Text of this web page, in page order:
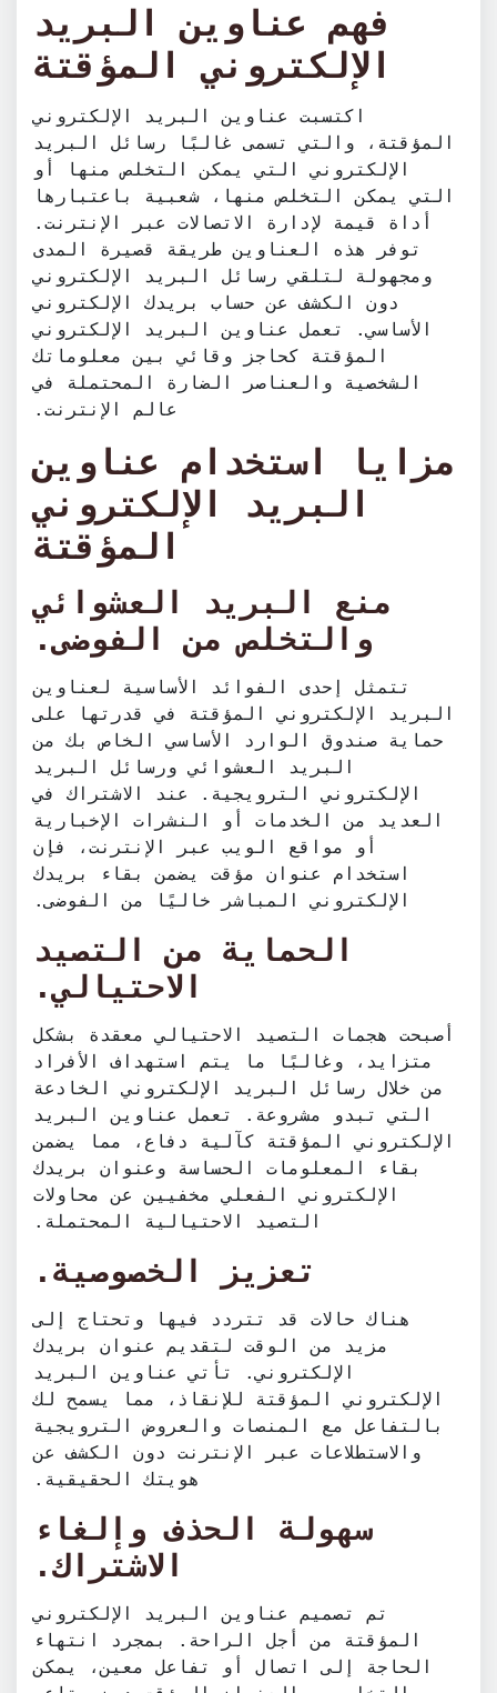
فهم عناوين البريد
الإلكتروني المؤقتة
اكتسبت عناوين البريد الإلكتروني
المؤقتة، والتي تسمى غالبًا رسائل البريد
الإلكتروني التي يمكن التخلص منها أو
التي يمكن التخلص منها، شعبية باعتبارها
أداة قيمة لإدارة الاتصالات عبر الإنترنت.
توفر هذه العناوين طريقة قصيرة المدى
ومجهولة لتلقي رسائل البريد الإلكتروني
دون الكشف عن حساب بريدك الإلكتروني
الأساسي. تعمل عناوين البريد الإلكتروني
المؤقتة كحاجز وقائي بين معلوماتك
الشخصية والعناصر الضارة المحتملة في
عالم الإنترنت.
مزايا استخدام عناوين
البريد الإلكتروني
المؤقتة
منع البريد العشوائي
والتخلص من الفوضى.
تتمثل إحدى الفوائد الأساسية لعناوين
البريد الإلكتروني المؤقتة في قدرتها على
حماية صندوق الوارد الأساسي الخاص بك من
البريد العشوائي ورسائل البريد
الإلكتروني الترويجية. عند الاشتراك في
العديد من الخدمات أو النشرات الإخبارية
أو مواقع الويب عبر الإنترنت، فإن
استخدام عنوان مؤقت يضمن بقاء بريدك
الإلكتروني المباشر خاليًا من الفوضى.
الحماية من التصيد
الاحتيالي.
أصبحت هجمات التصيد الاحتيالي معقدة بشكل
متزايد، وغالبًا ما يتم استهداف الأفراد
من خلال رسائل البريد الإلكتروني الخادعة
التي تبدو مشروعة. تعمل عناوين البريد
الإلكتروني المؤقتة كآلية دفاع، مما يضمن
بقاء المعلومات الحساسة وعنوان بريدك
الإلكتروني الفعلي مخفيين عن محاولات
التصيد الاحتيالية المحتملة.
تعزيز الخصوصية.
هناك حالات قد تتردد فيها وتحتاج إلى
مزيد من الوقت لتقديم عنوان بريدك
الإلكتروني. تأتي عناوين البريد
الإلكتروني المؤقتة للإنقاذ، مما يسمح لك
بالتفاعل مع المنصات والعروض الترويجية
والاستطلاعات عبر الإنترنت دون الكشف عن
هويتك الحقيقية.
سهولة الحذف وإلغاء
الاشتراك.
تم تصميم عناوين البريد الإلكتروني
المؤقتة من أجل الراحة. بمجرد انتهاء
الحاجة إلى اتصال أو تفاعل معين، يمكن